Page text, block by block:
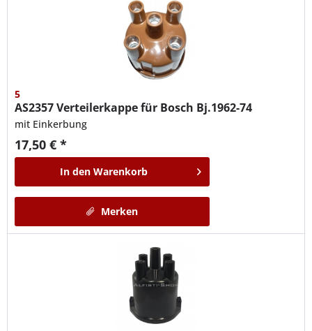
5
AS2357Verteilerkappe für Bosch Bj.1962-74
mit Einkerbung
17,50 € *
In den Warenkorb
Merken